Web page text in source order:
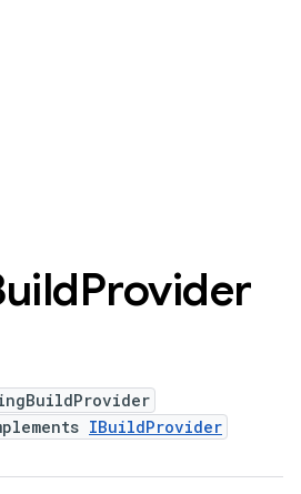
Provider
IBuildProvider